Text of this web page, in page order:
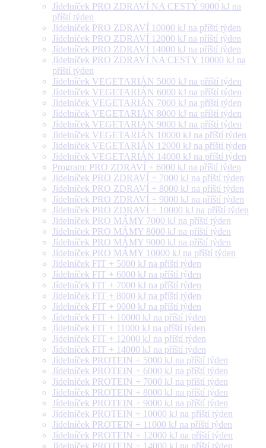
Jídelníček PRO ZDRAVÍ NA CESTY 9000 kJ na
příští týden
Jídelníček PRO ZDRAVÍ 10000 kJ na příští týden
Jídelníček PRO ZDRAVÍ 12000 kJ na příští týden
Jídelníček PRO ZDRAVÍ 14000 kJ na příští týden
Jídelníček PRO ZDRAVÍ NA CESTY 10000 kJ na
příští týden
Jídelníček VEGETARIÁN 5000 kJ na příští týden
Jídelníček VEGETARIÁN 6000 kJ na příští týden
Jídelníček VEGETARIÁN 7000 kJ na příští týden
Jídelníček VEGETARIÁN 8000 kJ na příští týden
Jídelníček VEGETARIÁN 9000 kJ na příští týden
Jídelníček VEGETARIÁN 10000 kJ na příští týden
Jídelníček VEGETARIÁN 12000 kJ na příští týden
Jídelníček VEGETARIÁN 14000 kJ na příští týden
Program: PRO ZDRAVÍ + 6000 kJ na příští týden
Jídelníček PRO ZDRAVÍ + 7000 kJ na příští týden
Jídelníček PRO ZDRAVÍ + 8000 kJ na příští týden
Jídelníček PRO ZDRAVÍ + 9000 kJ na příští týden
Jídelníček PRO ZDRAVÍ + 10000 kJ na příští týden
Jídelníček PRO MÁMY 7000 kJ na příští týden
Jídelníček PRO MÁMY 8000 kJ na příští týden
Jídelníček PRO MÁMY 9000 kJ na příští týden
Jídelníček PRO MÁMY 10000 kJ na příští týden
Jídelníček FIT + 5000 kJ na příští týden
Jídelníček FIT + 6000 kJ na příští týden
Jídelníček FIT + 7000 kJ na příští týden
Jídelníček FIT + 8000 kJ na příští týden
Jídelníček FIT + 9000 kJ na příští týden
Jídelníček FIT + 10000 kJ na příští týden
Jídelníček FIT + 11000 kJ na příští týden
Jídelníček FIT + 12000 kJ na příští týden
Jídelníček FIT + 14000 kJ na příští týden
Jídelníček PROTEIN + 5000 kJ na příští týden
Jídelníček PROTEIN + 6000 kJ na příští týden
Jídelníček PROTEIN + 7000 kJ na příští týden
Jídelníček PROTEIN + 8000 kJ na příští týden
Jídelníček PROTEIN + 9000 kJ na příští týden
Jídelníček PROTEIN + 10000 kJ na příští týden
Jídelníček PROTEIN + 11000 kJ na příští týden
Jídelníček PROTEIN + 12000 kJ na příští týden
Jídelníček PROTEIN + 14000 kJ na příští týden